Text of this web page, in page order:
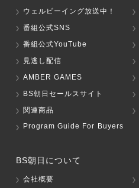
ウェルビーイング放送中！
番組公式SNS
番組公式YouTube
見逃し配信
AMBER GAMES
BS朝日セールスサイト
関連商品
Program Guide For Buyers
BS朝日について
会社概要